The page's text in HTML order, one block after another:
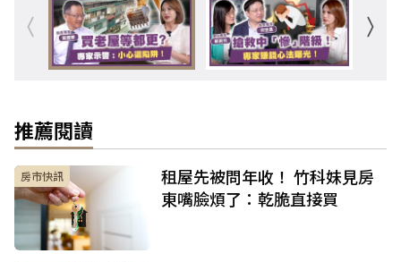
推薦閱讀
房市快訊
租屋先被問年收！ 竹科妹見房
東嘴臉煩了：乾脆直接買